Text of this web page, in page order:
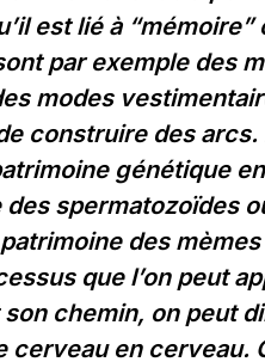
est lié à “mémoire”
par exemple des
modes
construire des arcs.
génétique en
des spermatozoïdes
des
que l’on peut
chemin, on peut
cerveau en cerveau.